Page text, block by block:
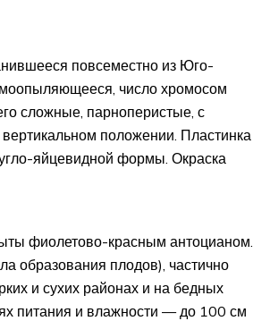
повсеместно из Юго-
число хромосом
сложные, парноперистые, с
положении. Пластинка
яйцевидной формы. Окраска
фиолетово-красным антоцианом.
образования плодов), частично
и сухих районах и на бедных
питания и влажности — до 100 см